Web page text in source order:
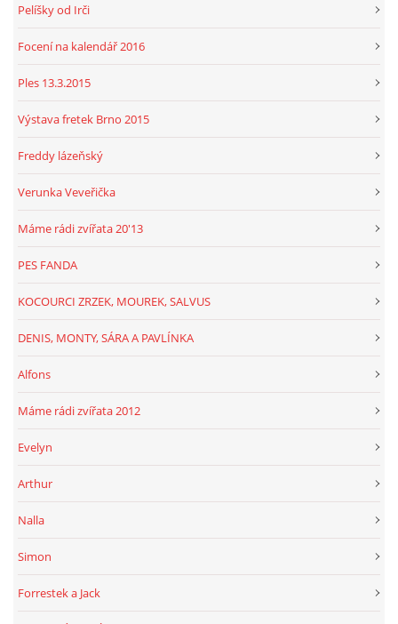
Pelíšky od Irči
Focení na kalendář 2016
Ples 13.3.2015
Výstava fretek Brno 2015
Freddy lázeňský
Verunka Veveřička
Máme rádi zvířata 20'13
PES FANDA
KOCOURCI ZRZEK, MOUREK, SALVUS
DENIS, MONTY, SÁRA A PAVLÍNKA
Alfons
Máme rádi zvířata 2012
Evelyn
Arthur
Nalla
Simon
Forrestek a Jack